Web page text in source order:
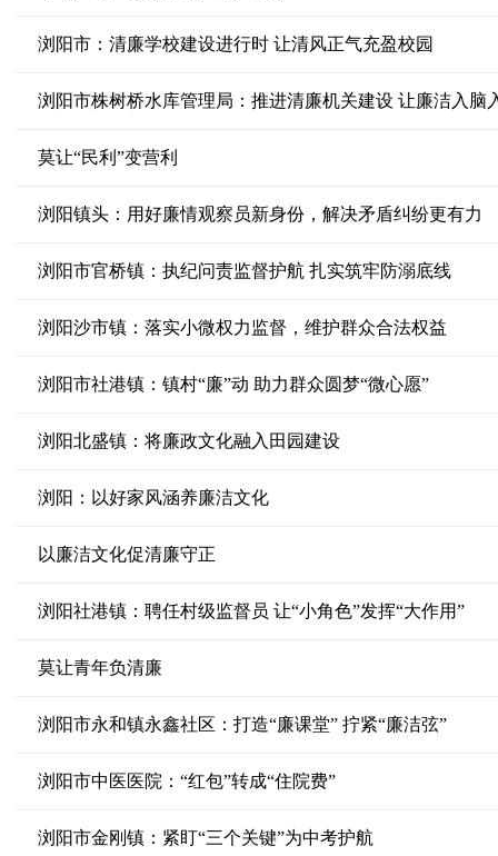
浏阳市：清廉学校建设进行时 让清风正气充盈校园
浏阳市株树桥水库管理局：推进清廉机关建设 让廉洁入脑
莫让“民利”变营利
浏阳镇头：用好廉情观察员新身份，解决矛盾纠纷更有力
浏阳市官桥镇：执纪问责监督护航 扎实筑牢防溺底线
浏阳沙市镇：落实小微权力监督，维护群众合法权益
浏阳市社港镇：镇村“廉”动 助力群众圆梦“微心愿”
浏阳北盛镇：将廉政文化融入田园建设
浏阳：以好家风涵养廉洁文化
以廉洁文化促清廉守正
浏阳社港镇：聘任村级监督员 让“小角色”发挥“大作用”
莫让青年负清廉
浏阳市永和镇永鑫社区：打造“廉课堂” 拧紧“廉洁弦”
浏阳市中医医院：“红包”转成“住院费”
浏阳市金刚镇：紧盯“三个关键”为中考护航